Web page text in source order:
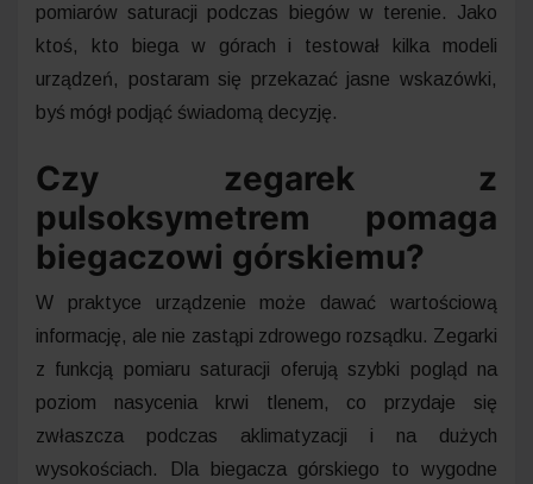
pomiarów saturacji podczas biegów w terenie. Jako
ktoś, kto biega w górach i testował kilka modeli
urządzeń, postaram się przekazać jasne wskazówki,
byś mógł podjąć świadomą decyzję.
Czy zegarek z
pulsoksymetrem pomaga
biegaczowi górskiemu?
W praktyce urządzenie może dawać wartościową
informację, ale nie zastąpi zdrowego rozsądku. Zegarki
z funkcją pomiaru saturacji oferują szybki pogląd na
poziom nasycenia krwi tlenem, co przydaje się
zwłaszcza podczas aklimatyzacji i na dużych
wysokościach. Dla biegacza górskiego to wygodne